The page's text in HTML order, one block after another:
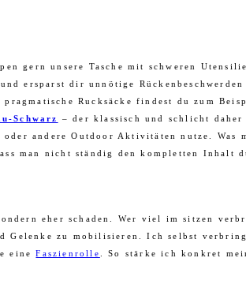
gern unsere Tasche mit schweren
ersparst dir unnötige
Rucksäcke findest du zum
Schwarz
– der klassisch und schlicht
oder andere Outdoor Aktivitäten nutze.
man nicht ständig den kompletten Inhalt
eher schaden. Wer viel im sitzen
Gelenke zu mobilisieren. Ich selbst
eineFaszienrolle
. So stärke ich konkret